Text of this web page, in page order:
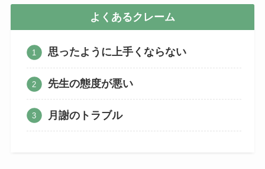
よくあるクレーム
思ったように上手くならない
先生の態度が悪い
月謝のトラブル